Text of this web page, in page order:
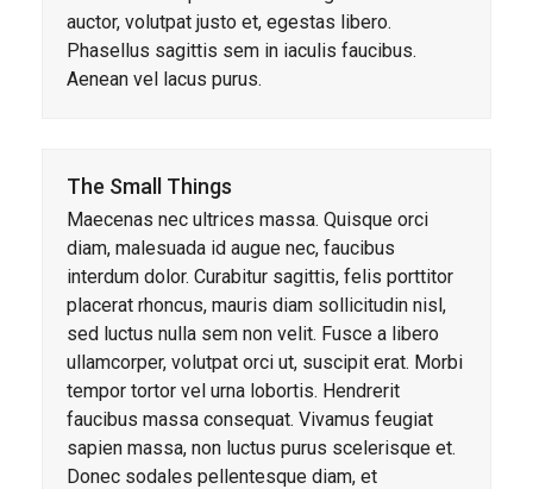
auctor, volutpat justo et, egestas libero.
Phasellus sagittis sem in iaculis faucibus.
Aenean vel lacus purus.
The Small Things
Maecenas nec ultrices massa. Quisque orci
diam, malesuada id augue nec, faucibus
interdum dolor. Curabitur sagittis, felis porttitor
placerat rhoncus, mauris diam sollicitudin nisl,
sed luctus nulla sem non velit. Fusce a libero
ullamcorper, volutpat orci ut, suscipit erat. Morbi
tempor tortor vel urna lobortis. Hendrerit
faucibus massa consequat. Vivamus feugiat
sapien massa, non luctus purus scelerisque et.
Donec sodales pellentesque diam, et